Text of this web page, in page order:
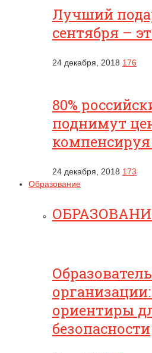
Лучший
сентября –
24 декабря, 2018 176
80%
поднимут
24 декабря, 2018 173
Образование
ориентиры
безопасности